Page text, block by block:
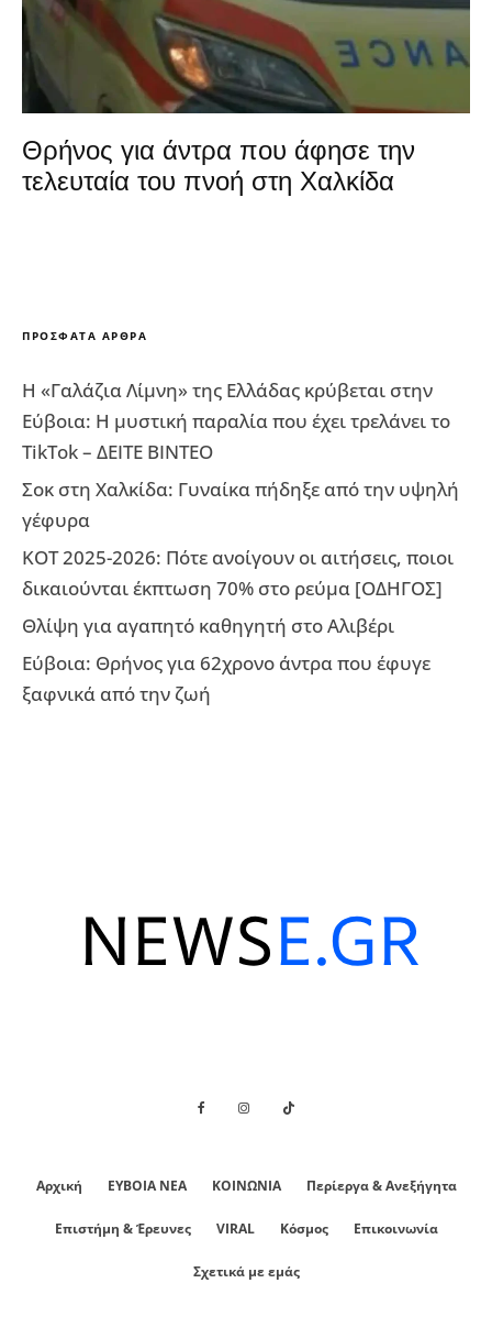
Θρήνος για άντρα που άφησε την
τελευταία του πνοή στη Χαλκίδα
ΠΡΌΣΦΑΤΑ ΆΡΘΡΑ
Η «Γαλάζια Λίμνη» της Ελλάδας κρύβεται στην
Εύβοια: Η μυστική παραλία που έχει τρελάνει το
TikTok – ΔΕΙΤΕ ΒΙΝΤΕΟ
Σοκ στη Χαλκίδα: Γυναίκα πήδηξε από την υψηλή
γέφυρα
ΚΟΤ 2025-2026: Πότε ανοίγουν οι αιτήσεις, ποιοι
δικαιούνται έκπτωση 70% στο ρεύμα [ΟΔΗΓΟΣ]
Θλίψη για αγαπητό καθηγητή στο Αλιβέρι
Εύβοια: Θρήνος για 62χρονο άντρα που έφυγε
ξαφνικά από την ζωή
Αρχική ΕΥΒΟΙΑ ΝΕΑ ΚΟΙΝΩΝΙΑ Περίεργα & Ανεξήγητα
Επιστήμη & Έρευνες VIRAL Κόσμος Επικοινωνία
Σχετικά με εμάς